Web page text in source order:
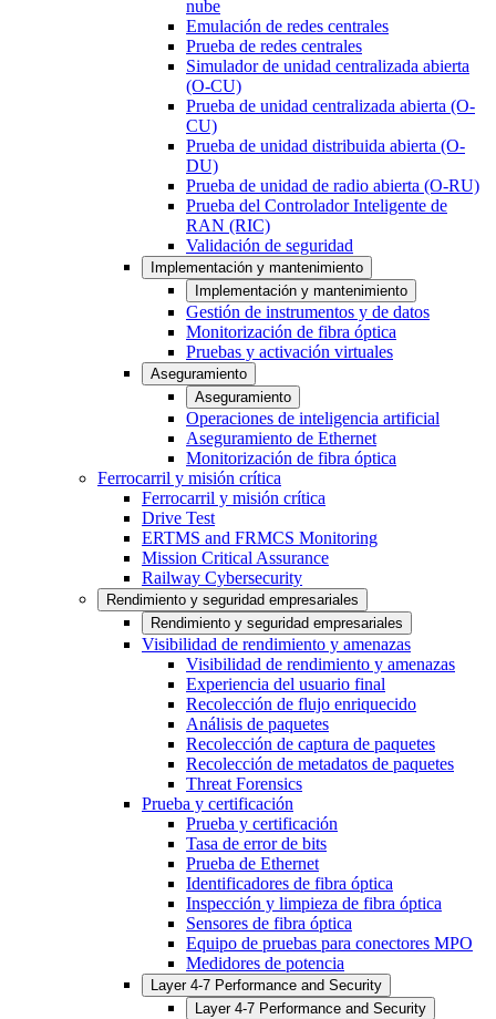
nube
Emulación de redes centrales
Prueba de redes centrales
Simulador de unidad centralizada abierta
(O-CU)
Prueba de unidad centralizada abierta (O-
CU)
Prueba de unidad distribuida abierta (O-
DU)
Prueba de unidad de radio abierta (O-RU)
Prueba del Controlador Inteligente de
RAN (RIC)
Validación de seguridad
Implementación y mantenimiento
Implementación y mantenimiento
Gestión de instrumentos y de datos
Monitorización de fibra óptica
Pruebas y activación virtuales
Aseguramiento
Aseguramiento
Operaciones de inteligencia artificial
Aseguramiento de Ethernet
Monitorización de fibra óptica
Ferrocarril y misión crítica
Ferrocarril y misión crítica
Drive Test
ERTMS and FRMCS Monitoring
Mission Critical Assurance
Railway Cybersecurity
Rendimiento y seguridad empresariales
Rendimiento y seguridad empresariales
Visibilidad de rendimiento y amenazas
Visibilidad de rendimiento y amenazas
Experiencia del usuario final
Recolección de flujo enriquecido
Análisis de paquetes
Recolección de captura de paquetes
Recolección de metadatos de paquetes
Threat Forensics
Prueba y certificación
Prueba y certificación
Tasa de error de bits
Prueba de Ethernet
Identificadores de fibra óptica
Inspección y limpieza de fibra óptica
Sensores de fibra óptica
Equipo de pruebas para conectores MPO
Medidores de potencia
Layer 4-7 Performance and Security
Layer 4-7 Performance and Security